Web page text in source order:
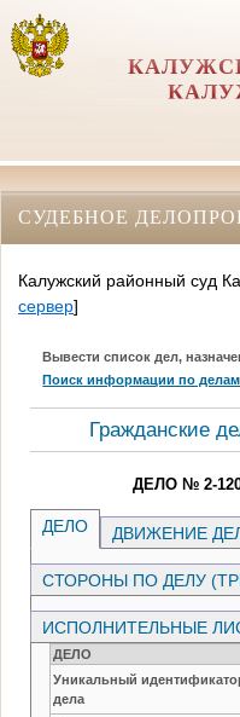
СУДЕБНОЕ
Калужский районный суд
сервер]
Вывести список дел,
Поиск информации по делам
Гражданские
ДЕЛО № 2-
ДЕЛО ДВИЖЕНИЕ
СТОРОНЫ ПО ДЕЛУ
ИСПОЛНИТЕЛЬНЫЕ
ДЕЛО
Уникальный
дела